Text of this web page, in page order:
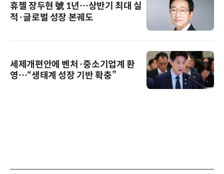
휴젤 장두현 號 1년…상반기 최대 실
적·글로벌 성장 본궤도
세제개편안에 벤처·중소기업계 환
영…“생태계 성장 기반 확충”